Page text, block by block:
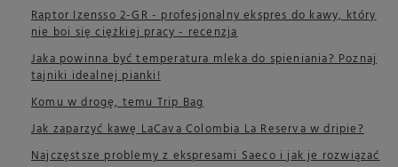
Raptor Izensso 2-GR - profesjonalny ekspres do kawy, który
nie boi się ciężkiej pracy - recenzja
Jaka powinna być temperatura mleka do spieniania? Poznaj
tajniki idealnej pianki!
Komu w drogę, temu Trip Bag
Jak zaparzyć kawę LaCava Colombia La Reserva w dripie?
Najczęstsze problemy z ekspresami Saeco i jak je rozwiązać